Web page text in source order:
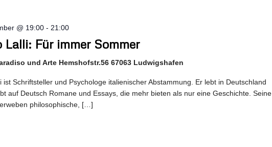
Lalli: Für immer Sommer
@ 19:00 - 21:00
und Arte Hemshofstr.56 67063 Ludwigshafen
ist Schriftsteller und Psychologe italienischer Abstammung. Er lebt in Deutschland
auf Deutsch Romane und Essays, die mehr bieten als nur eine Geschichte. Seine
philosophische, […]